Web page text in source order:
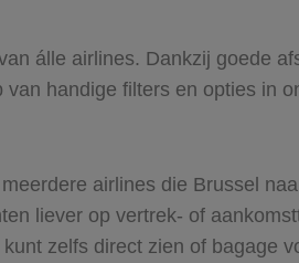
álle airlines. Dankzij goede
handige filters en opties in
airlines die Brussel
liever op vertrek- of
zelfs direct zien of bagage